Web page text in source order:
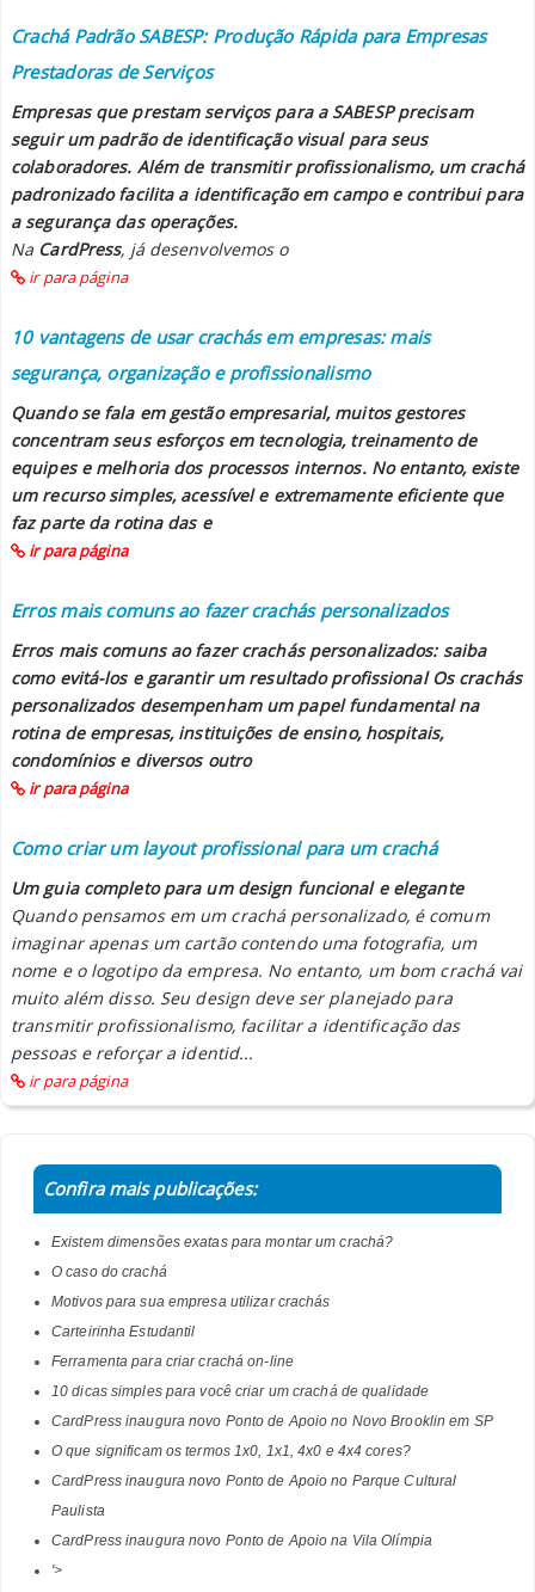
Crachá Padrão SABESP: Produção Rápida para Empresas
Prestadoras de Serviços
Empresas que prestam serviços para a SABESP precisam
seguir um padrão de identificação visual para seus
colaboradores. Além de transmitir profissionalismo, um crachá
padronizado facilita a identificação em campo e contribui para
a segurança das operações.
Na CardPress, já desenvolvemos o
ir para página
10 vantagens de usar crachás em empresas: mais
segurança, organização e profissionalismo
Quando se fala em gestão empresarial, muitos gestores
concentram seus esforços em tecnologia, treinamento de
equipes e melhoria dos processos internos. No entanto, existe
um recurso simples, acessível e extremamente eficiente que
faz parte da rotina das e
ir para página
Erros mais comuns ao fazer crachás personalizados
Erros mais comuns ao fazer crachás personalizados: saiba
como evitá-los e garantir um resultado profissional Os crachás
personalizados desempenham um papel fundamental na
rotina de empresas, instituições de ensino, hospitais,
condomínios e diversos outro
ir para página
Como criar um layout profissional para um crachá
Um guia completo para um design funcional e elegante
Quando pensamos em um crachá personalizado, é comum
imaginar apenas um cartão contendo uma fotografia, um
nome e o logotipo da empresa. No entanto, um bom crachá vai
muito além disso. Seu design deve ser planejado para
transmitir profissionalismo, facilitar a identificação das
pessoas e reforçar a identid...
ir para página
Confira mais publicações:
Existem dimensões exatas para montar um crachá?
O caso do crachá
Motivos para sua empresa utilizar crachás
Carteirinha Estudantil
Ferramenta para criar crachá on-line
10 dicas simples para você criar um crachá de qualidade
CardPress inaugura novo Ponto de Apoio no Novo Brooklin em SP
O que significam os termos 1x0, 1x1, 4x0 e 4x4 cores?
CardPress inaugura novo Ponto de Apoio no Parque Cultural
Paulista
CardPress inaugura novo Ponto de Apoio na Vila Olímpia
'>